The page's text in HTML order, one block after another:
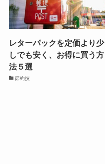
レターパックを定価より少
しでも安く、お得に買う方
法５選
節約技